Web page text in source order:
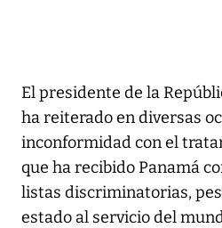
El presidente de la
ha reiterado en diversas
inconformidad con el
que ha recibido Panamá
listas discriminatorias,
estado al servicio del